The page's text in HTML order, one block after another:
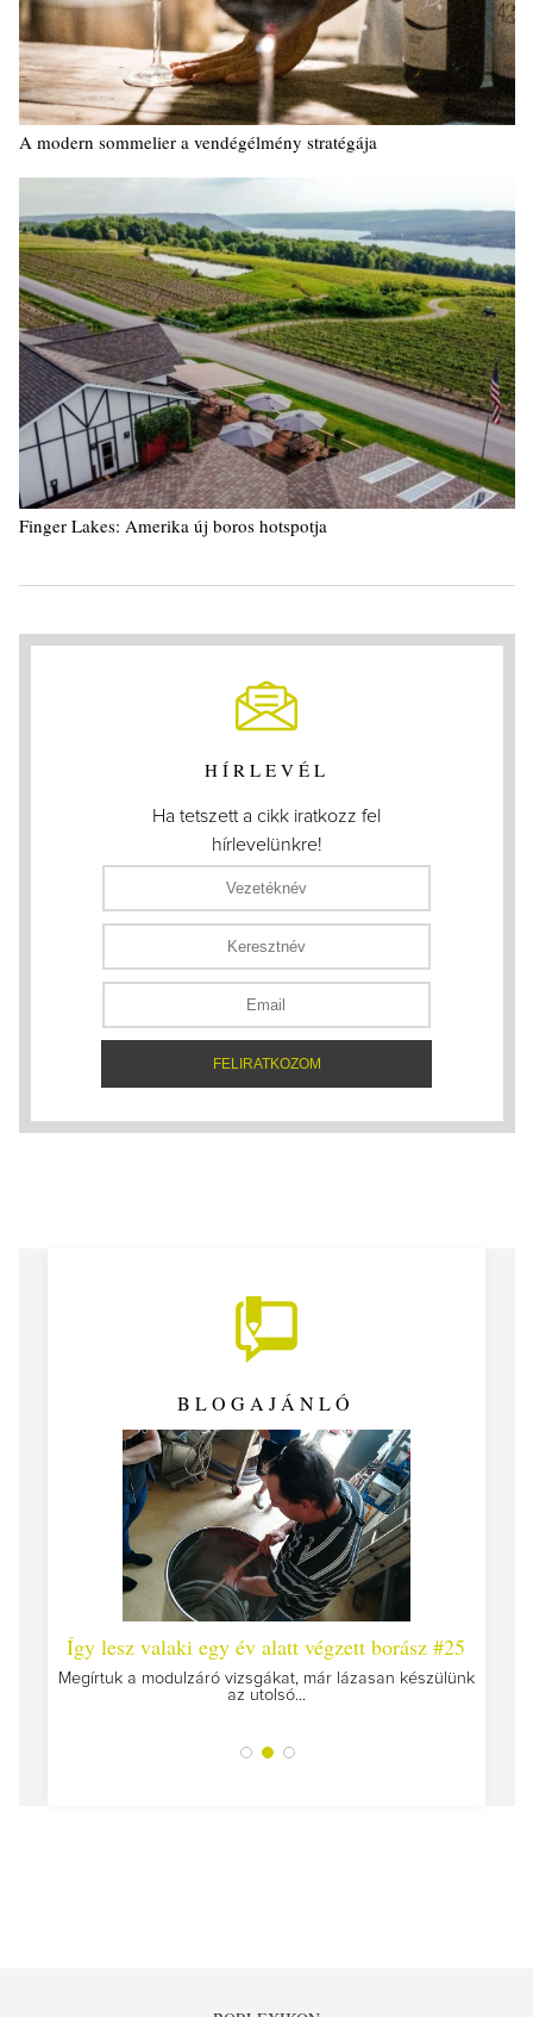
A modern sommelier a vendégélmény stratégája
Finger Lakes: Amerika új boros hotspotja
HÍRLEVÉL
Ha tetszett a cikk iratkozz fel
hírlevelünkre!
BLOGAJÁNLÓ
Így lesz valaki egy év alatt végzett borász #25
Megírtuk a modulzáró vizsgákat, már lázasan készülünk
az utolsó...